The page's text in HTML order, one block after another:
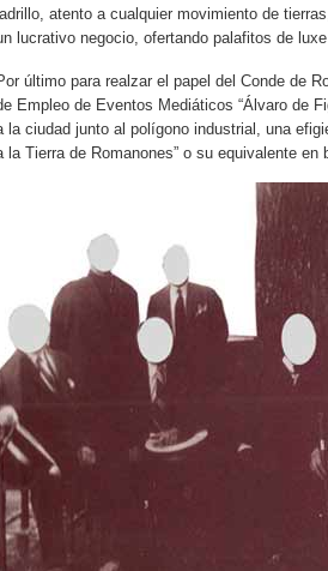
ladrillo, atento a cualquier movimiento de
lucrativo negocio, ofertando palafitos de
último para realzar el papel del Conde de
Empleo de Eventos Mediáticos “Álvaro de
la ciudad junto al polígono industrial, una
la Tierra de Romanones” o su equivalente en